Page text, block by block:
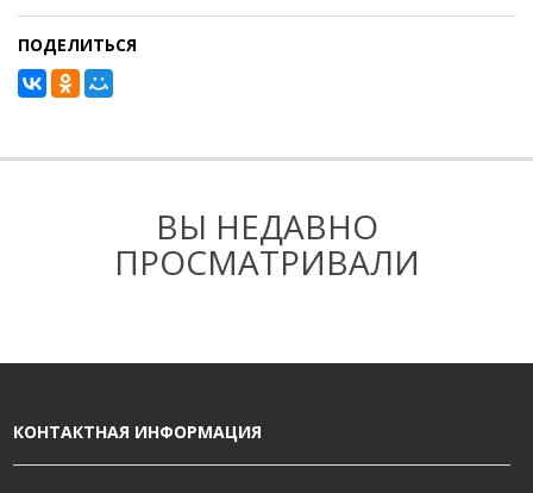
ПОДЕЛИТЬСЯ
ВЫ НЕДАВНО
ПРОСМАТРИВАЛИ
КОНТАКТНАЯ ИНФОРМАЦИЯ